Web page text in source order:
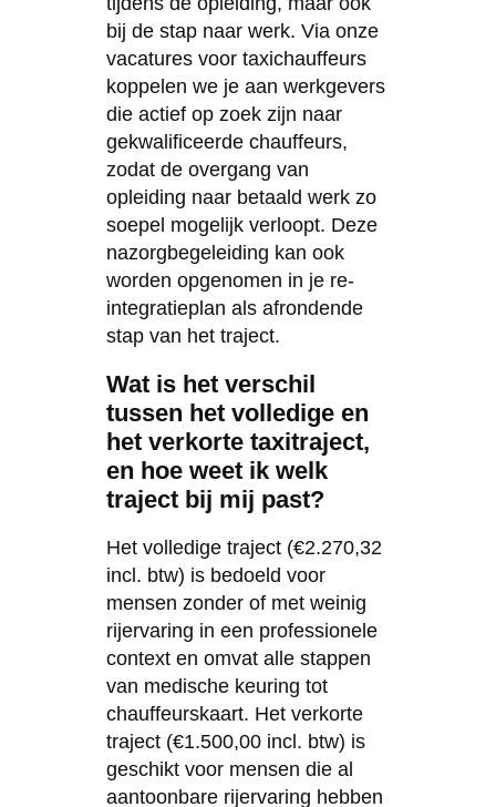
bij de stap naar werk. Via onze
vacatures voor taxichauffeurs
koppelen we je aan werkgevers
die actief op zoek zijn naar
gekwalificeerde chauffeurs,
zodat de overgang van
opleiding naar betaald werk zo
soepel mogelijk verloopt. Deze
nazorgbegeleiding kan ook
worden opgenomen in je re-
integratieplan als afrondende
stap van het traject.
Wat is het verschil
tussen het volledige en
het verkorte taxitraject,
en hoe weet ik welk
traject bij mij past?
Het volledige traject (€2.270,32
incl. btw) is bedoeld voor
mensen zonder of met weinig
rijervaring in een professionele
context en omvat alle stappen
van medische keuring tot
chauffeurskaart. Het verkorte
traject (€1.500,00 incl. btw) is
geschikt voor mensen die al
aantoonbare rijervaring hebben